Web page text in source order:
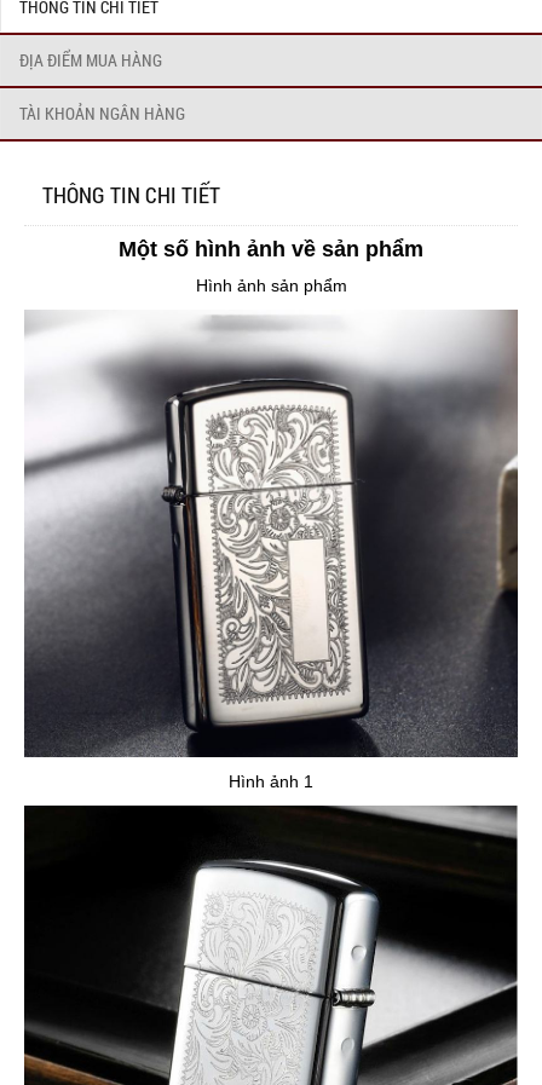
THÔNG TIN CHI TIẾT
ĐỊA ĐIỂM MUA HÀNG
TÀI KHOẢN NGÂN HÀNG
THÔNG TIN CHI TIẾT
Một số hình ảnh về sản phẩm
Hình ảnh sản phẩm
Hình ảnh 1